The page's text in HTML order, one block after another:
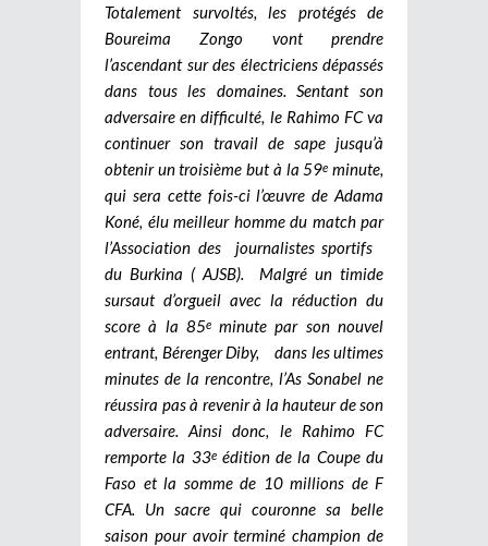
Totalement survoltés, les protégés de
Boureima Zongo vont prendre
l’ascendant sur des électriciens dépassés
dans tous les domaines. Sentant son
adversaire en difficulté, le Rahimo FC va
continuer son travail de sape jusqu’à
obtenir un troisième but à la 59e minute,
qui sera cette fois-ci l’œuvre de Adama
Koné, élu meilleur homme du match par
l’Association des journalistes sportifs
du Burkina ( AJSB). Malgré un timide
sursaut d’orgueil avec la réduction du
score à la 85eminute par son nouvel
entrant, Bérenger Diby, dans les ultimes
minutes de la rencontre, l’As Sonabel ne
réussira pas à revenir à la hauteur de son
adversaire. Ainsi donc, le Rahimo FC
remporte la 33eédition de la Coupe du
Faso et la somme de 10 millions de F
CFA. Un sacre qui couronne sa belle
saison pour avoir terminé champion de